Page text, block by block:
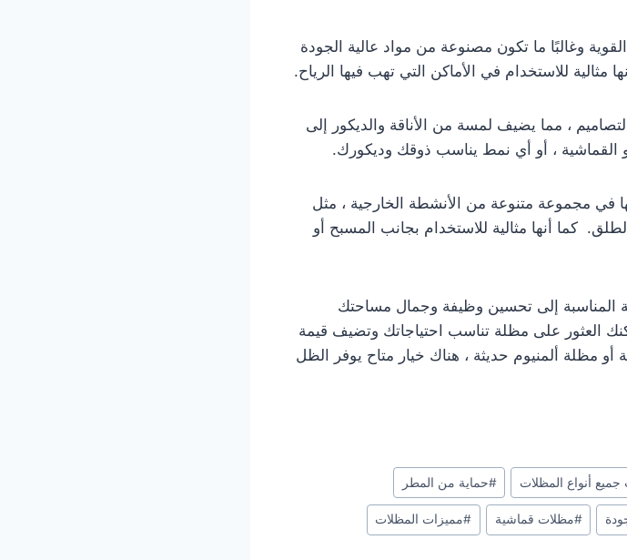
وغالبًا ما تكون مصنوعة من مواد عالية الجودة
مثالية للاستخدام في الأماكن التي تهب فيها الرياح.
، مما يضيف لمسة من الأناقة والديكور إلى
، أو أي نمط يناسب ذوقك وديكورك.
في مجموعة متنوعة من الأنشطة الخارجية ، مثل
كما أنها مثالية للاستخدام بجانب المسبح أو
المناسبة إلى تحسين وظيفة وجمال مساحتك
العثور على مظلة تناسب احتياجاتك وتضيف قيمة
مظلة ألمنيوم حديثة ، هناك خيار متاح يوفر الظل
جميع أنواع المظلات #حماية من المطر
#مظلات قماشية #مميزات المظلات